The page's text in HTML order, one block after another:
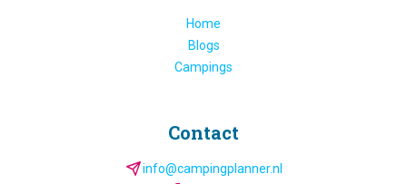
Home
Blogs
Campings
Contact
info@campingplanner.nl